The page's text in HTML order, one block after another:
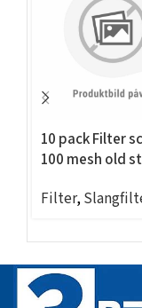
10 pack Filter
100 mesh old
Filter,